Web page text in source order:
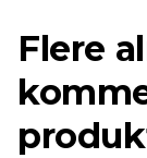
Flere